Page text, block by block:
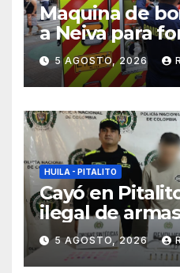
Maquina de
a Neiva para
asistencia en
emergencias
por el
5 AGOSTO, 2026
HUILA - PITALITO
Cayó en
ilegal de
tráfico de
5 AGOSTO, 2026